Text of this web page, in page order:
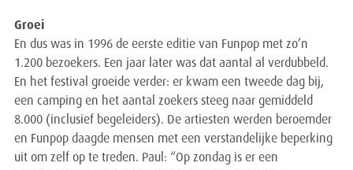
Groei
En dus was in 1996 de eerste editie van Funpop met zo’n
1.200 bezoekers. Een jaar later was dat aantal al verdubbeld.
En het festival groeide verder: er kwam een tweede dag bij,
een camping en het aantal zoekers steeg naar gemiddeld
8.000 (inclusief begeleiders). De artiesten werden beroemder
en Funpop daagde mensen met een verstandelijke beperking
uit om zelf op te treden. Paul: “Op zondag is er een